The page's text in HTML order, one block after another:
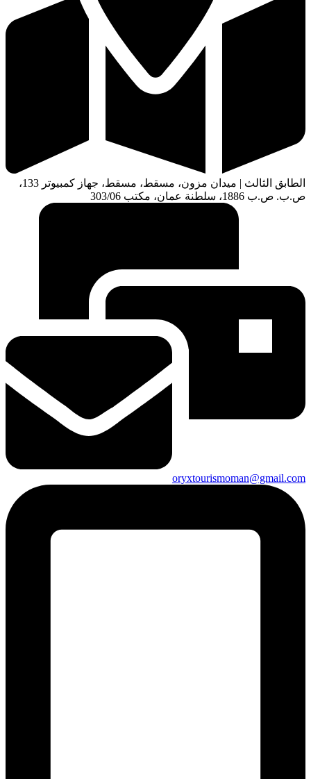
الطابق الثالث | ميدان مزون، مسقط، مسقط، جهاز كمبيوتر 133،
ص.ب. ص.ب 1886، سلطنة عمان، مكتب 303/06
oryxtourismoman@gmail.com